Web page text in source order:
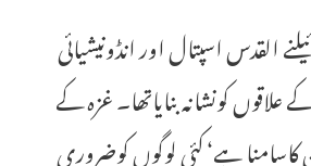
القدس اسپتال اور انڈونیشیائی
کونشانہ بنایاتھا۔ غزہ کے
کاسامنا ہے‘ کئی لوگوں کوضروری